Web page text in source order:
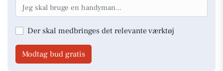
Der skal medbringes det relevante værktøj
Modtag bud gratis